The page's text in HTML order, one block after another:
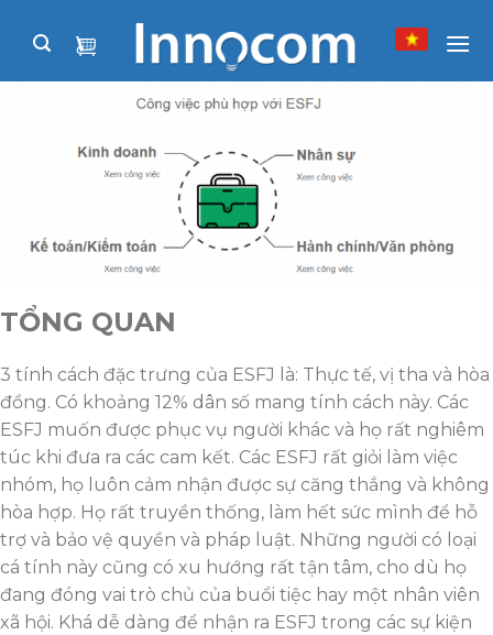
TỔNG QUAN
3 tính cách đặc trưng của ESFJ là: Thực tế, vị tha và hòa
đồng. Có khoảng 12% dân số mang tính cách này. Các
ESFJ muốn được phục vụ người khác và họ rất nghiêm
túc khi đưa ra các cam kết. Các ESFJ rất giỏi làm việc
nhóm, họ luôn cảm nhận được sự căng thẳng và không
hòa hợp. Họ rất truyền thống, làm hết sức mình để hỗ
trợ và bảo vệ quyền và pháp luật. Những người có loại
cá tính này cũng có xu hướng rất tận tâm, cho dù họ
đang đóng vai trò chủ của buổi tiệc hay một nhân viên
xã hội. Khá dễ dàng để nhận ra ESFJ trong các sự kiện